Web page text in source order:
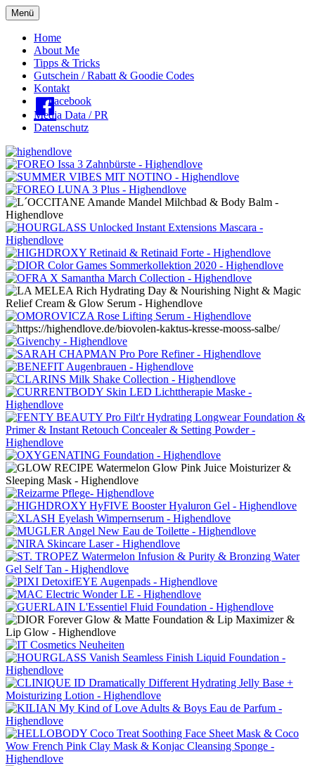
Menü
Oberes
Menü
Home
About Me
Tipps & Tricks
Gutschein / Rabatt & Goodie Codes
Kontakt
Facebook
Media Data / PR
Datenschutz